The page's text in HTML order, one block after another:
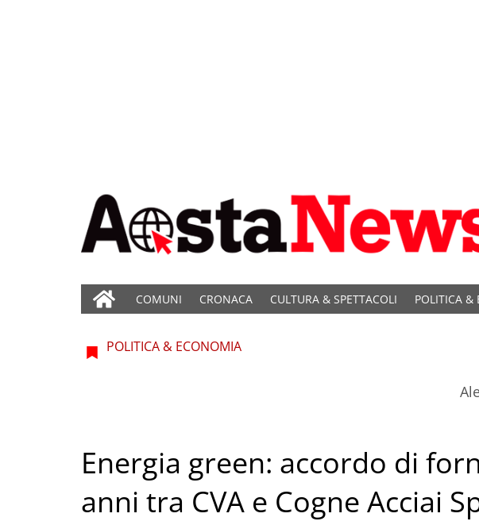
COMUNI CRONACA CULTURA & SPETTACOLI POLITICA &
POLITICA & ECONOMIA
Energia green: accordo di
anni tra CVA e Cogne Acciai